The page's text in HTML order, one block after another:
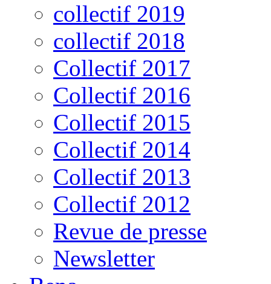
collectif 2019
collectif 2018
Collectif 2017
Collectif 2016
Collectif 2015
Collectif 2014
Collectif 2013
Collectif 2012
Revue de presse
Newsletter